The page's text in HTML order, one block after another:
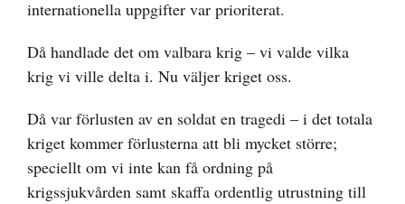
internationella uppgifter var prioriterat.
Då handlade det om valbara krig – vi valde vilka
krig vi ville delta i. Nu väljer kriget oss.
Då var förlusten av en soldat en tragedi – i det totala
kriget kommer förlusterna att bli mycket större;
speciellt om vi inte kan få ordning på
krigssjukvården samt skaffa ordentlig utrustning till